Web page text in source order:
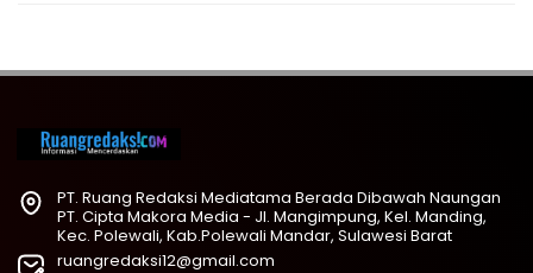
PT. Ruang Redaksi Mediatama Berada Dibawah Naungan
PT. Cipta Makora Media - Jl. Mangimpung, Kel. Manding,
Kec. Polewali, Kab.Polewali Mandar, Sulawesi Barat
ruangredaksi12@gmail.com